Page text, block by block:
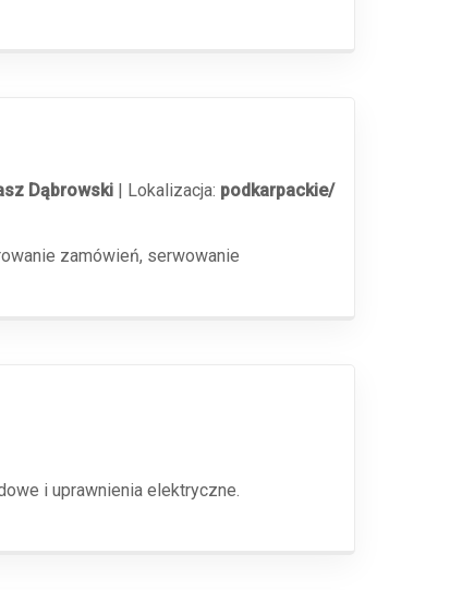
Dąbrowski | Lokalizacja: podkarpackie/
zamówień, serwowanie
i uprawnienia elektryczne.